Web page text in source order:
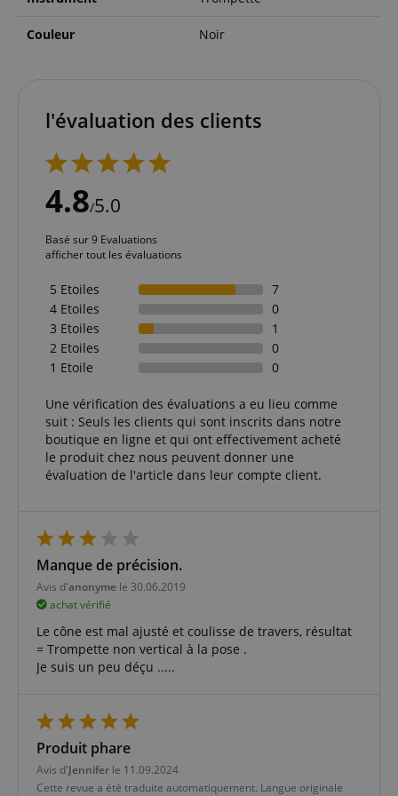
Couleur Noir
l'évaluation des clients
4.8/5.0
Basé sur 9 Evaluations
afficher tout les évaluations
5 Etoiles
7
4 Etoiles
0
3 Etoiles
1
2 Etoiles
0
1 Etoile
0
Une vérification des évaluations a eu lieu comme
suit : Seuls les clients qui sont inscrits dans notre
boutique en ligne et qui ont effectivement acheté
le produit chez nous peuvent donner une
évaluation de l'article dans leur compte client.
Manque de précision.
Avis d'anonyme le 30.06.2019
achat vérifié
Le cône est mal ajusté et coulisse de travers, résultat
= Trompette non vertical à la pose .
Je suis un peu déçu .....
Produit phare
Avis d'Jennifer le 11.09.2024
Cette revue a été traduite automatiquement. Langue originale